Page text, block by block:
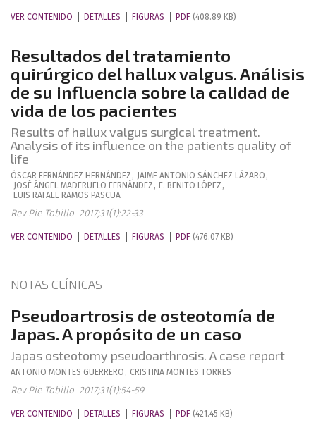
VER CONTENIDO DETALLES FIGURAS PDF (408.89 KB)
Resultados del tratamiento
quirúrgico del hallux valgus. Análisis
de su influencia sobre la calidad de
vida de los pacientes
Results of hallux valgus surgical treatment.
Analysis of its influence on the patients quality of
life
ÓSCAR FERNÁNDEZ HERNÁNDEZ , JAIME ANTONIO SÁNCHEZ LÁZARO ,
JOSÉ ÁNGEL MADERUELO FERNÁNDEZ , E. BENITO LÓPEZ ,
LUIS RAFAEL RAMOS PASCUA
Rev Pie Tobillo. 2017;31(1):22-33
VER CONTENIDO DETALLES FIGURAS PDF (476.07 KB)
NOTAS CLÍNICAS
Pseudoartrosis de osteotomía de
Japas. A propósito de un caso
Japas osteotomy pseudoarthrosis. A case report
ANTONIO MONTES GUERRERO , CRISTINA MONTES TORRES
Rev Pie Tobillo. 2017;31(1):54-59
VER CONTENIDO DETALLES FIGURAS PDF (421.45 KB)